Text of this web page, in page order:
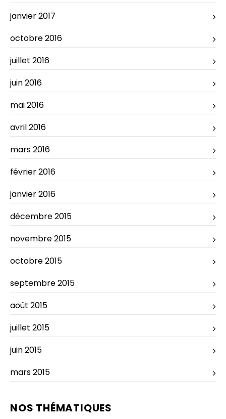
janvier 2017
octobre 2016
juillet 2016
juin 2016
mai 2016
avril 2016
mars 2016
février 2016
janvier 2016
décembre 2015
novembre 2015
octobre 2015
septembre 2015
août 2015
juillet 2015
juin 2015
mars 2015
NOS THÉMATIQUES